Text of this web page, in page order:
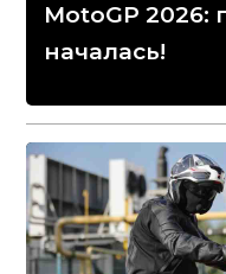
MotoGP 2026:
началась!